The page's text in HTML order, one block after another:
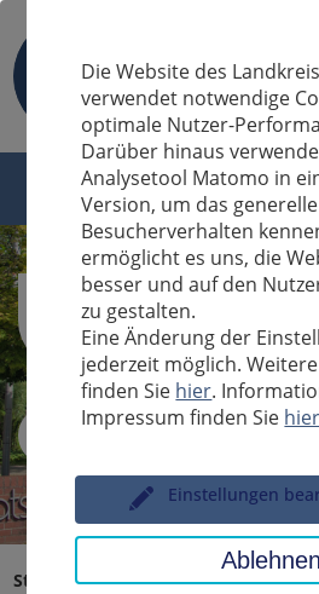
Sucheingabe
Startseite
Soziales, Jugend,
Die Website des
verwendet notwendige
optimale Nutzer-
Darüber hinaus
Analysetool Matomo in
Version, um das generelle
Besucherverhalten
ermöglicht es uns, die
besser und auf den
zu gestalten.
Eine Änderung der
jederzeit möglich.
finden Sie hier.
Impressum finden Sie hier
Einstellungen
Ablehnen